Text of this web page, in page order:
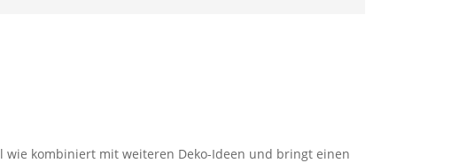
wie kombiniert mit weiteren Deko-Ideen und bringt einen